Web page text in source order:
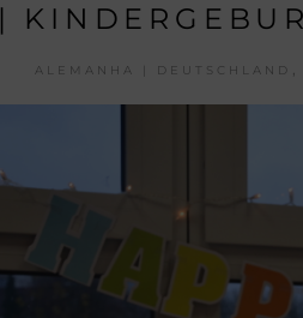
|
ALEMANHA | DEUTSCHLAND